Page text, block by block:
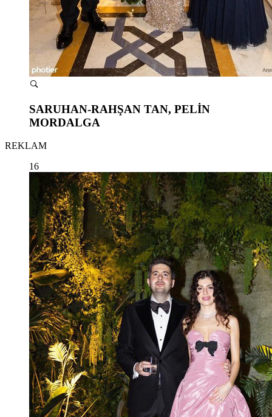
SARUHAN-RAHŞAN TAN, PELİN
MORDALGA
REKLAM
16